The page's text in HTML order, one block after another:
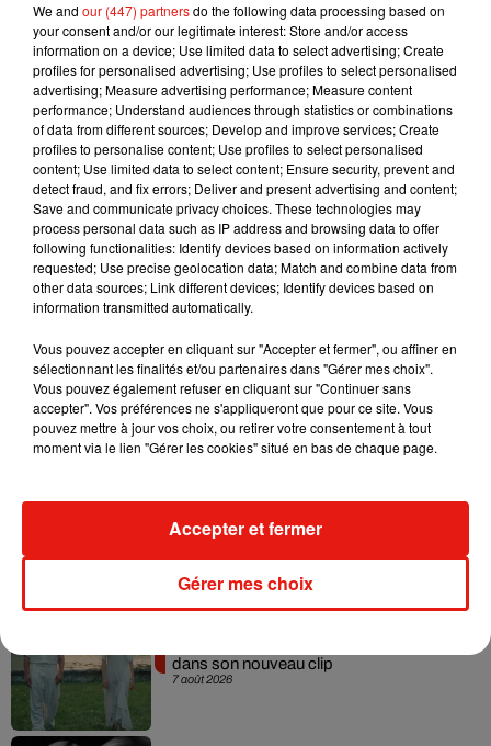
"Ma mère n’a pas bien géré ce qui s’est
passé"
Si elle explique avoir toujours eu envie d'écrire, Malika
Ménard est aussi revenue sur son regretde ne pas avoir été
bien accompagnée à l’époque par ses proches pour l’aider à
surmonter cetraumatisme."Ma mère n’a pas bien géré ce
qui s’est passé et elle n’a pas porté plainte. J’aurais aimé
être soutenue", a-t-elle déclaré. "Il y a deux ans, j'ai
entrepris les démarches. Mais je n'étais pas encore prête à
me confronter, à raconter l'histoire dans les détails",a-t-
elle précisé. "On est tous sujets aux moqueries. C'est difficile
renfermée. Jusqu'à vouloir devenir invisible. C'est ainsi que
la timidité est devenue de plus en plus forte…", a confié
Malika, avouant que son élection en tant que Miss France a
eu beaucoup de bienfaits : "Ça m'a aidée à être moins
complexée".
Musique
7 août 2026
dans son nouveau clip
We and our (447) partnersdo the following data processing based on
your consent and/or our legitimate interest: Store and/or access
information on a device; Use limited data to select advertising; Create
profiles for personalised advertising; Use profiles to select personalised
advertising; Measure advertising performance; Measure content
performance; Understand audiences through statistics or combinations
of data from different sources; Develop and improve services; Create
profiles to personalise content; Use profiles to select personalised
content; Use limited data to select content; Ensure security, prevent and
detect fraud, and fix errors; Deliver and present advertising and content;
Save and communicate privacy choices. These technologies may
process personal data such as IP address and browsing data to offer
following functionalities: Identify devices based on information actively
requested; Use precise geolocation data; Match and combine data from
other data sources; Link different devices; Identify devices based on
information transmitted automatically.
Vous pouvez accepter en cliquant sur "Accepter et fermer", ou affiner en
sélectionnant les finalités et/ou partenaires dans "Gérer mes choix".
Vous pouvez également refuser en cliquant sur "Continuer sans
accepter". Vos préférences ne s'appliqueront que pour ce site. Vous
pouvez mettre à jour vos choix, ou retirer votre consentement à tout
moment via le lien "Gérer les cookies" situé en bas de chaque page.
Gérer mes choix
Accepter et fermer